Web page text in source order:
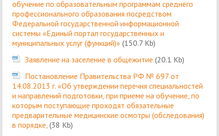
обучение по образовательным программам среднего
профессионального образования посредством
Федеральной государственной информационной
системы «Единый портал государственных и
муниципальных услуг (функций)» (150.7 Kb)
Заявление на заселение в общежитие (20.1 Kb)
Постановление Правительства РФ № 697 от
14.08.2013 г. «Об утверждении перечня специальностей
и направлений подготовки, при приеме на обучение, по
которым поступающие проходят обязательные
предварительные медицинские осмотры (обследования)
в порядке, (38 Kb)